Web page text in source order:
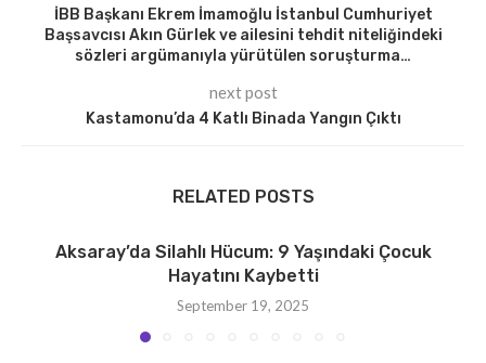
İBB Başkanı Ekrem İmamoğlu İstanbul Cumhuriyet
Başsavcısı Akın Gürlek ve ailesini tehdit niteliğindeki
sözleri argümanıyla yürütülen soruşturma…
next post
Kastamonu’da 4 Katlı Binada Yangın Çıktı
RELATED POSTS
Aksaray’da Silahlı Hücum: 9 Yaşındaki Çocuk
Hayatını Kaybetti
September 19, 2025